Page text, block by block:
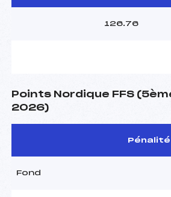
126.76
Points Nordique FFS
2026)
Pénalité
Fond